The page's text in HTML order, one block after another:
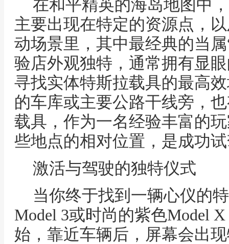
在和平精英的海岛地图中
主要出现在特定的资源点，
动场景里，其中最经典的当
验店外观独特，通常拥有显
寻找实体特斯拉载具的最高
的车库或主要公路干线旁，
载具，作为一名经验丰富的
些地点的相对位置，是成功
激活与驾驶的独特仪式
当你终于找到一辆心仪的
Model 3或时尚的紫色Model
始，靠近车辆后，屏幕会出